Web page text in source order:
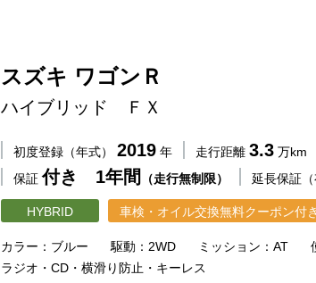
スズキ ワゴンＲ
ハイブリッド ＦＸ
初度登録（年式） 2019 年 走行距離 3.3 万km
保証付き 1年間 （走行無制限） 延長保証（
HYBRID 車検・オイル交換無料クーポン付き
カラー：ブルー 駆動：2WD ミッション：AT
ラジオ・CD・横滑り防止・キーレス